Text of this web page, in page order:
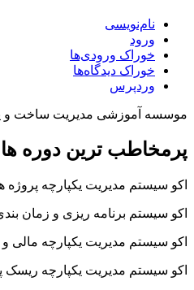
نام‌نویسی
ورود
خوراک ورودی‌ها
خوراک دیدگاه‌ها
وردپرس
موسسه آموزشی مدیریت ساخت و
پرمخاطب ترین دوره ها
اکو سیستم مدیریت یکپارچه
اکو سیستم برنامه ریزی و زمان
اکو سیستم مدیریت یکپارچه مالی و
اکو سیستم مدیریت یکپارچه ریسک